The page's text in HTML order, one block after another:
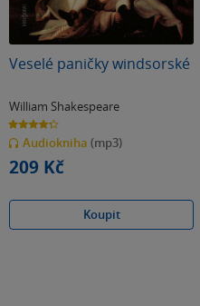
Veselé paničky windsorské
William Shakespeare
4.3
z
5
hvězdiček
Audiokniha (mp3)
209 Kč
Koupit